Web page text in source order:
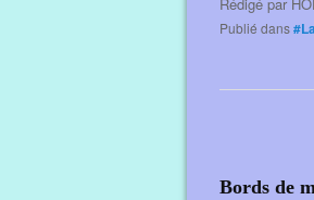
Publié dans
Bords de